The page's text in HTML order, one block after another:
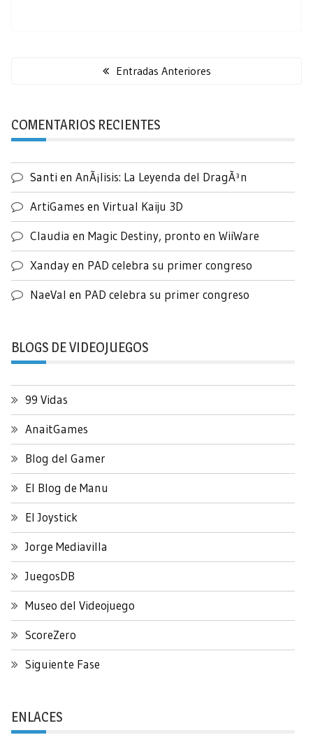
Entradas Anteriores
COMENTARIOS RECIENTES
Santi en AnÃ¡lisis: La Leyenda del DragÃ³n
ArtiGames en Virtual Kaiju 3D
Claudia en Magic Destiny, pronto en WiiWare
Xandayen PAD celebra su primer congreso
NaeVal en PAD celebra su primer congreso
BLOGS DE VIDEOJUEGOS
99 Vidas
AnaitGames
Blog del Gamer
El Blog de Manu
El Joystick
Jorge Mediavilla
JuegosDB
Museo del Videojuego
ScoreZero
Siguiente Fase
ENLACES